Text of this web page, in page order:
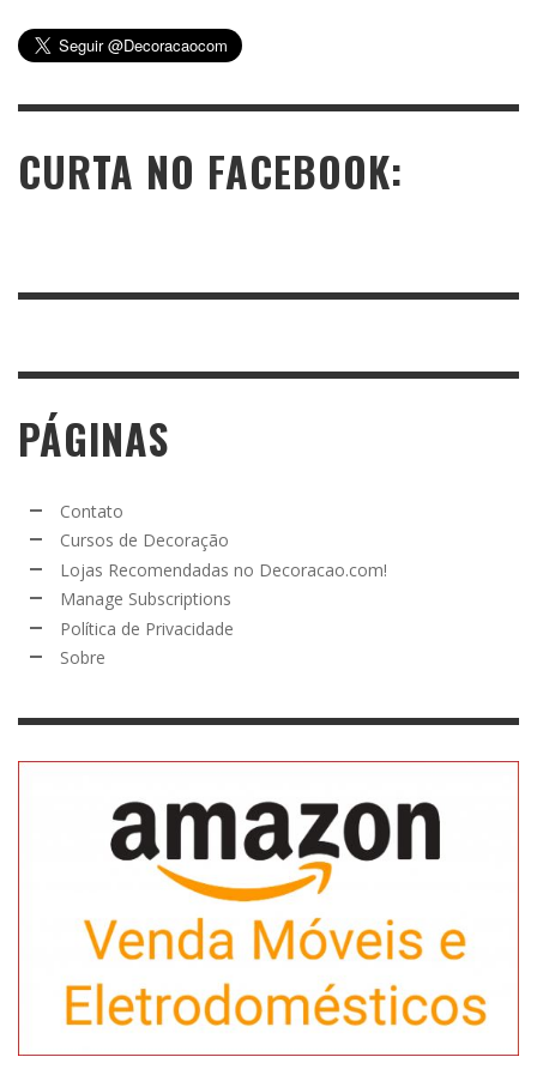
CURTA NO FACEBOOK:
PÁGINAS
Contato
Cursos de Decoração
Lojas Recomendadas no Decoracao.com!
Manage Subscriptions
Política de Privacidade
Sobre